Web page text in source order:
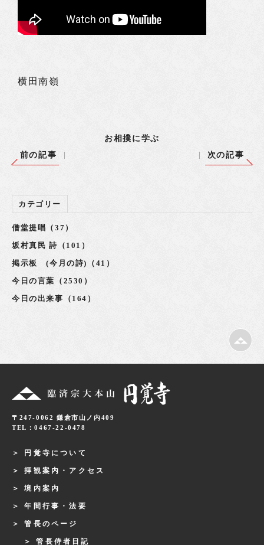
横田南嶺
お相撲に学ぶ
前の記事
次の記事
カテゴリー
僧堂提唱（37）
坂村真民 詩（101）
掲示板 (今月の詩)（41）
今日の言葉（2530）
今日の出来事（164）
〒247-0062 鎌倉市山ノ内409
TEL：0467-22-0478
円覚寺について
拝観案内・アクセス
境内案内
年間行事・法要
管長のページ
管長侍者日記